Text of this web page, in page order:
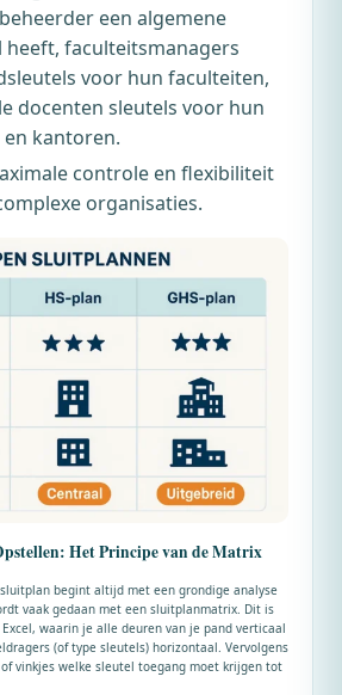
een algemene
faculteitsmanagers
voor hun faculteiten,
docenten sleutels voor hun
en kantoren.
controle en flexibiliteit
organisaties.
Het Principe van de Matrix
begint altijd met een grondige analyse
vaak gedaan met een sluitplanmatrix. Dit is
waarin je alle deuren van je pand verticaal
(of type sleutels) horizontaal. Vervolgens
vinkjes welke sleutel toegang moet krijgen tot